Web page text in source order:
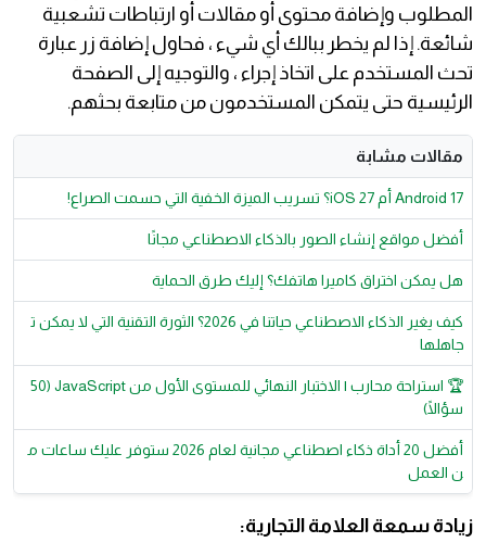
المطلوب وإضافة محتوى أو مقالات أو ارتباطات تشعبية
شائعة. إذا لم يخطر ببالك أي شيء ، فحاول إضافة زر عبارة
تحث المستخدم على اتخاذ إجراء ، والتوجيه إلى الصفحة
الرئيسية حتى يتمكن المستخدمون من متابعة بحثهم.
مقالات مشابة
Android 17 أم iOS 27؟ تسريب الميزة الخفية التي حسمت الصراع!
أفضل مواقع إنشاء الصور بالذكاء الاصطناعي مجانًا
هل يمكن اختراق كاميرا هاتفك؟ إليك طرق الحماية
كيف يغير الذكاء الاصطناعي حياتنا في 2026؟ الثورة التقنية التي لا يمكن ت
جاهلها
🏆 استراحة محارب | الاختبار النهائي للمستوى الأول من JavaScript (50
سؤالًا)
أفضل 20 أداة ذكاء اصطناعي مجانية لعام 2026 ستوفر عليك ساعات م
ن العمل
زيادة سمعة العلامة التجارية: